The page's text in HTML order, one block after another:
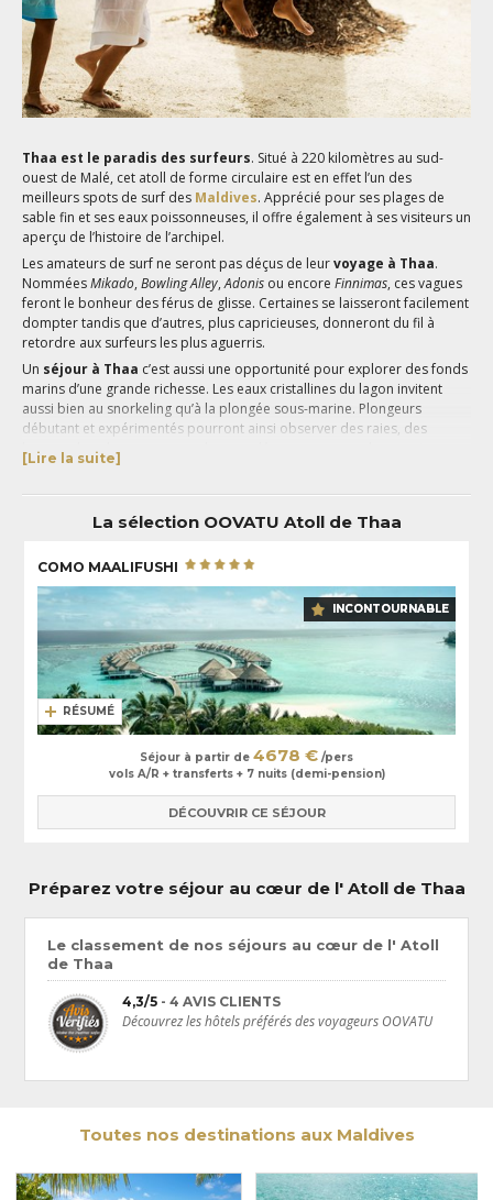
Thaa est le paradis des surfeurs. Situé à 220 kilomètres au sud-
ouest de Malé, cet atoll de forme circulaire est en effet l’un des
meilleurs spots de surf des Maldives. Apprécié pour ses plages de
sable fin et ses eaux poissonneuses, il offre également à ses visiteurs un
aperçu de l’histoire de l’archipel.
Les amateurs de surf ne seront pas déçus de leurvoyage à Thaa.
NomméesMikado, Bowling Alley,Adonisou encore Finnimas, ces vagues
feront le bonheur des férus de glisse. Certaines se laisseront facilement
dompter tandis que d’autres, plus capricieuses, donneront du fil à
retordre aux surfeurs les plus aguerris.
Un séjour à Thaa c’est aussi une opportunité pour explorer des fonds
marins d’une grande richesse. Les eaux cristallines du lagon invitent
aussi bien au snorkeling qu’à la plongée sous-marine. Plongeurs
débutant et expérimentés pourront ainsi observer des raies, des
barracudas, des carangues, des napoléons ou encore des requins
marteaux se hasardant près des coraux multicolores.
Au-delà des activités nautiques, l’atoll recèle de nombreux trésors
culturels à découvrir durant votrevoyage à Thaa . L’île de
abrite les ruines du palais du sultanImaaduddeen IIqui régna sur les
sultanUsman Ier. Une halte àBuruneesera l’occasion d’admirer le
savoir-faire des artisans locaux. Si les hommes de cette île sont connus
pour la fabrication de bateaux traditionnels en bois, les femmes sont
quant à elles spécialisées dans la confection de cordes en fibre de coco
et de nattes en carex. Ne manquez pas de visiter la mosquée où vous
pourrez admirer un cadran solaire et des pierres tombales datant
XVIIIe siècle.
Pour votreséjour à Thaa, nous vous recommandons l’hôtel COMO
Maalifushi. Un établissement de luxe, niché sur une île paradisiaque et
doté de sublimes villas à la décoration élégante.
Nos conseillers spécialistes Maldives se feront un plaisir de vous
accompagner dans l’organisation de votrevoyage à Thaa
[Lire la suite]
La sélection OOVATU Atoll de Thaa
COMO MAALIFUSHI
INCONTOURNABLE
RÉSUMÉ
Séjour à partir de 4678 € /pers
vols A/R + transferts + 7 nuits (demi-pension)
DÉCOUVRIR CE SÉJOUR
Préparez votre séjour au cœur de l' Atoll de Thaa
Le classement de nos séjours au cœur de l' Atoll
de Thaa
4,3/5 - 4 AVIS CLIENTS
Découvrez les hôtels préférés des voyageurs OOVATU
Toutes nos destinations aux Maldives